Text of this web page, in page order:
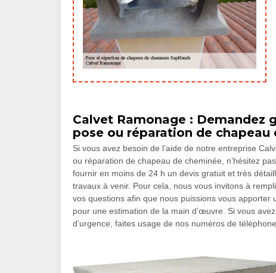
Calvet Ramonage : Demandez
pose ou réparation de chapeau
Si vous avez besoin de l’aide de notre entreprise
ou réparation de chapeau de cheminée, n’hésitez
fournir en moins de 24 h un devis gratuit et très
travaux à venir. Pour cela, nous vous invitons à
vos questions afin que nous puissions vous
pour une estimation de la main d’œuvre. Si vous
d’urgence, faites usage de nos numéros de téléphone.